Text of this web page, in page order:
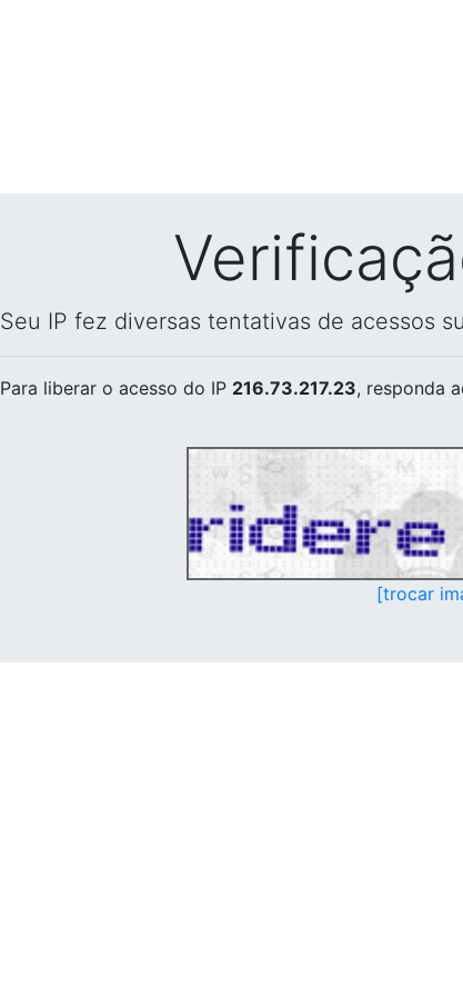
Seu IP fez diversas tentativas de acessos
Para liberar o acesso do IP 216.73.217.23, responda
[trocar